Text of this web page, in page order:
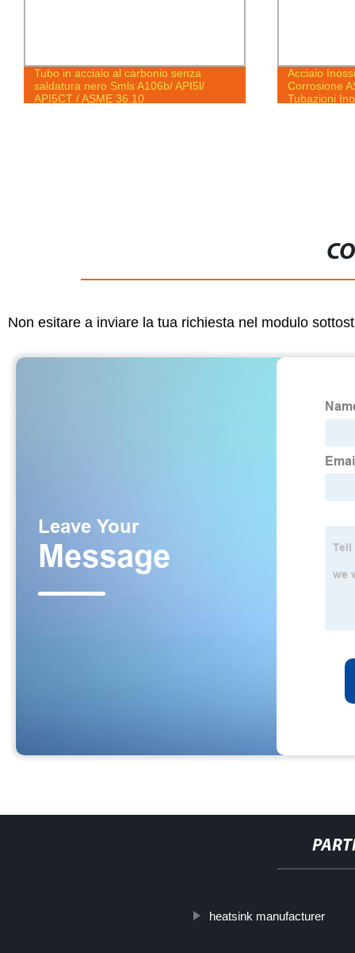
Acciaio Inossidabile Resistente alla
Corrosione ASTM 201 304 304L 316L
Tubazioni Inossidabili Senza Giunzioni
SPCC
Acciaio al
Prezzo di
Non esitare a inviare la tua richiesta nel modulo
heatsink manufacturer